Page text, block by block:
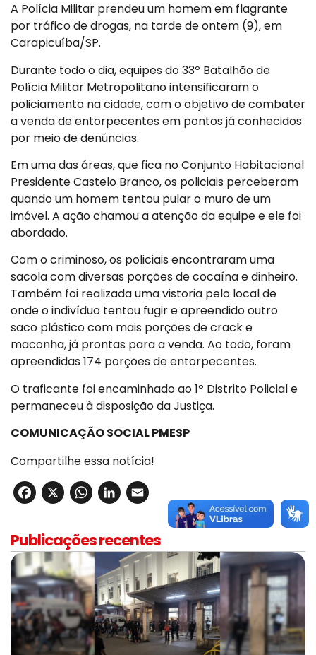
A Polícia Militar prendeu um homem em flagrante
por tráfico de drogas, na tarde de ontem (9), em
Carapicuíba/SP.
Durante todo o dia, equipes do 33º Batalhão de
Polícia Militar Metropolitano intensificaram o
policiamento na cidade, com o objetivo de combater
a venda de entorpecentes em pontos já conhecidos
por meio de denúncias.
Em uma das áreas, que fica no Conjunto Habitacional
Presidente Castelo Branco, os policiais perceberam
quando um homem tentou pular o muro de um
imóvel. A ação chamou a atenção da equipe e ele foi
abordado.
Com o criminoso, os policiais encontraram uma
sacola com diversas porções de cocaína e dinheiro.
Também foi realizada uma vistoria pelo local de
onde o indivíduo tentou fugir e apreendido outro
saco plástico com mais porções de crack e
maconha, já prontas para a venda. Ao todo, foram
apreendidas 174 porções de entorpecentes.
O traficante foi encaminhado ao 1º Distrito Policial e
permaneceu à disposição da Justiça.
COMUNICAÇÃO SOCIAL PMESP
Compartilhe essa notícia!
Facebook
X WhatsApp
LinkedIn
Email
Publicações recentes